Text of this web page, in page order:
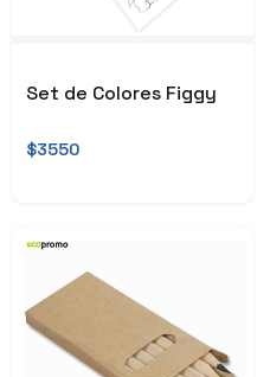
Set de Colores Figgy
$3550